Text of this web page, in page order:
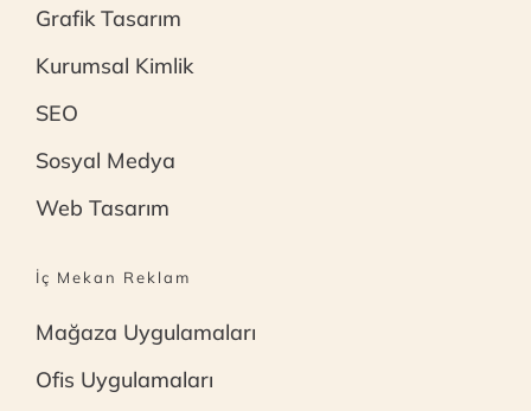
Grafik Tasarım
Kurumsal Kimlik
SEO
Sosyal Medya
Web Tasarım
İç Mekan Reklam
Mağaza Uygulamaları
Ofis Uygulamaları